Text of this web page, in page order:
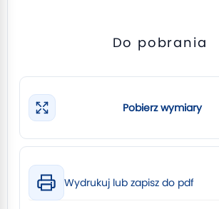
Do pobrania
Pobierz wymiary
Wydrukuj lub zapisz do pdf